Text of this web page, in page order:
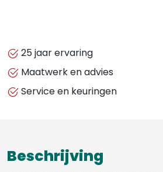
25 jaar ervaring
Maatwerk en advies
Service en keuringen
Beschrijving